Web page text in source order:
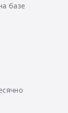
базе